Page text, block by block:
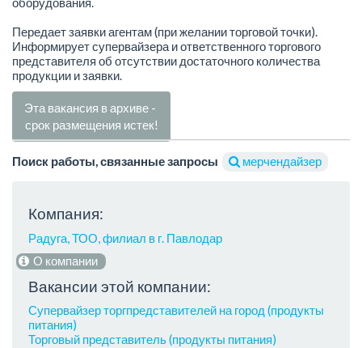
Передает заявки агентам (при желании торговой точки).
Информирует супервайзера и ответственного торгового
представителя об отсутствии достаточного количества
продукции и заявки.
Эта вакансия в архиве -
срок размещения истек!
Поиск работы, связанные запросы мерчендайзер
Компания:
Радуга, ТОО, филиал в г. Павлодар
О компании
Вакансии этой компании:
Супервайзер торгпредставителей на город (продукты
питания)
Торговый представитель (продукты питания)